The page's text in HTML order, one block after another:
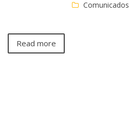
Comunicados
Read more